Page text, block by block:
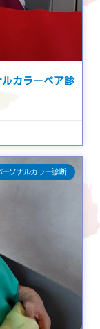
カラーペア診
ーソナルカラー診断